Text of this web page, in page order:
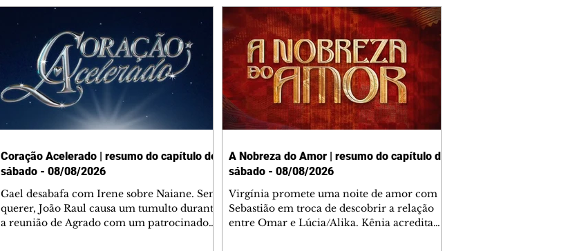
Coração Acelerado | resumo do capítulo de
sábado - 08/08/2026
Gael desabafa com Irene sobre Naiane. Sem
querer, João Raul causa um tumulto durante
a reunião de Agrado com um patrocinador.
A Nobreza do Amor | resumo do capítulo de
sábado - 08/08/2026
Virgínia promete uma noite de amor com
Sebastião em troca de descobrir a relação
entre Omar e Lúcia/Alika. Kênia acredita